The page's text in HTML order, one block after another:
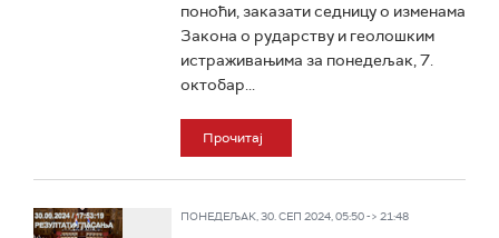
поноћи, заказати седницу о изменама
Закона о рударству и геолошким
истраживањима за понедељак, 7.
октобар...
Прочитај
ПОНЕДЕЉАК, 30. СЕП 2024, 05:50 -> 21:48